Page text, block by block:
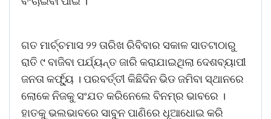
ଗତ ମାର୍ଚ୍ଚମାସ ୨୨ ତାରିଖ ରିବିବାର ସକାଳ ସାତଟାଠାରୁ
ରାତି ୯ ବାଜିବା ପର୍ଯ୍ୟନ୍ତ ଜାରି କରାଯାଇଥିଲା ଦେଶବ୍ୟାପୀ
ଜନତା କର୍ଫୁ୍ୟ । ପରବର୍ତ୍ତୀ କିଛିଦିନ ଭିଡ ଜମିବା ସ୍ଥାନରେ
ଲୋକେ ନିଜକୁ ସଂଯତ କରିନେଲେ ବିନମ୍ର ଭାବରେ ।
ହାତକୁ ଭଲଭାବରେ ସାବୁନ ପାଣିରେ ଧୂଆଧୋଇ କରି